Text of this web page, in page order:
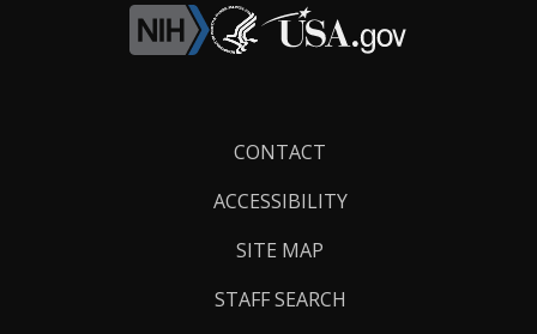
CONTACT
ACCESSIBILITY
SITE MAP
STAFF SEARCH